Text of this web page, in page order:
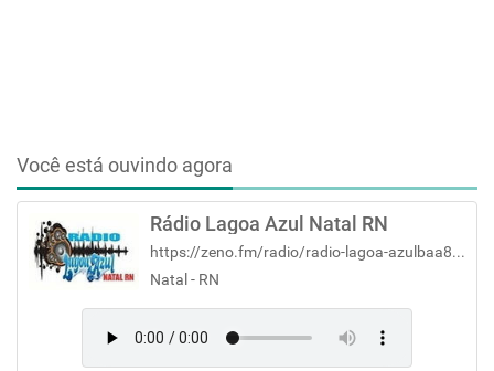
Você está ouvindo agora
Rádio Lagoa Azul Natal RN
https://zeno.fm/radio/radio-lagoa-azulbaa8wxdbwg0uv/
Natal - RN